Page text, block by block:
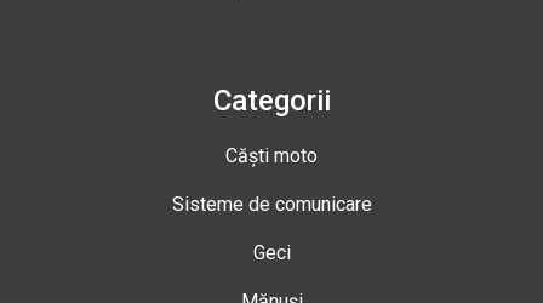
Categorii
Căști moto
Sisteme de comunicare
Geci